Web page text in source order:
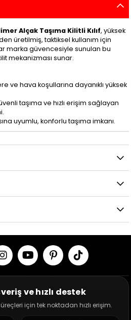
Alçak Taşıma Kilitli Kılıf, yüksek
üretilmiş, taktiksel kullanım için
marka güvencesiyle sunulan bu
mekanizması sunar.
ve hava koşullarına dayanıklı yüksek
taşıma ve hızlı erişim sağlayan
uyumlu, konforlu taşıma imkanı.
ve hızlı destek
için tek noktadan hızlı erişim.